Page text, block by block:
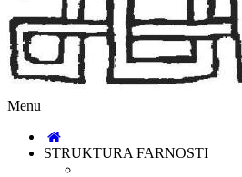
Menu
STRUKTURA FARNOSTI